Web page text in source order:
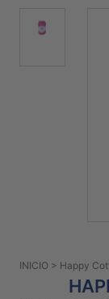
TELAS
Preguntas
INICIO > Happy